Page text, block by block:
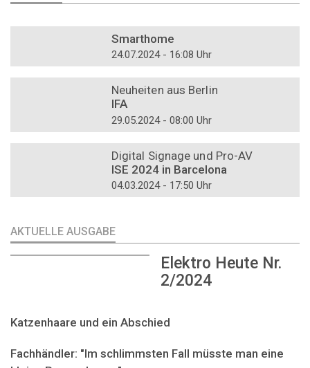
Smarthome
24.07.2024 - 16:08 Uhr
Neuheiten aus Berlin
IFA
29.05.2024 - 08:00 Uhr
Digital Signage und Pro-AV
ISE 2024 in Barcelona
04.03.2024 - 17:50 Uhr
AKTUELLE AUSGABE
Elektro Heute Nr.
2/2024
Katzenhaare und ein Abschied
Fachhändler: "Im schlimmsten Fall müsste man eine